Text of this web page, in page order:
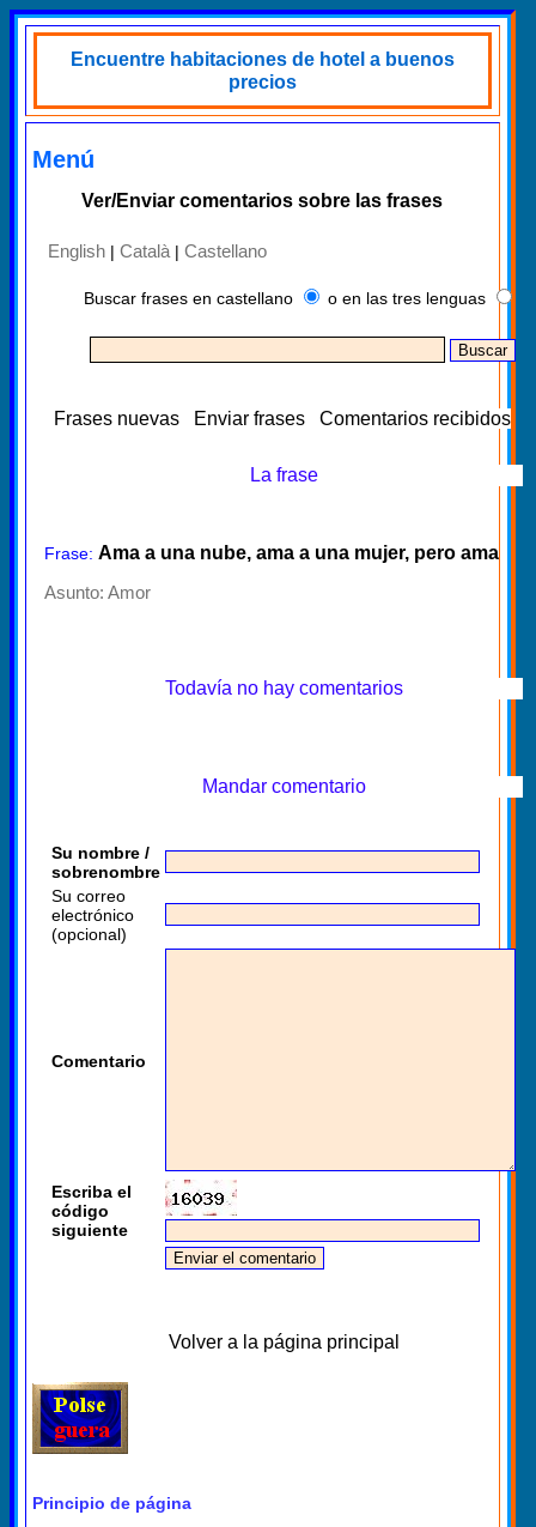
Encuentre habitaciones de hotel a buenos
precios
Menú
Ver/Enviar comentarios sobre las frases
English | Català | Castellano
Buscar frases en castellano o en las tres lenguas
Frases nuevas Enviar frases Comentarios recibidos
La frase
Frase: Ama a una nube, ama a una mujer, pero ama
Asunto: Amor
Todavía no hay comentarios
Mandar comentario
Su nombre /
sobrenombre
Su correo
electrónico
(opcional)
Comentario
Escriba el
código
siguiente
Volver a la página principal
Principio de página